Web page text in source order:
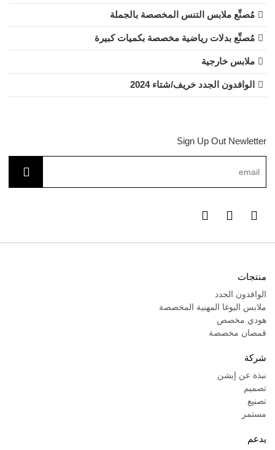
مُصنِّع ملابس التنس المخصصة بالجملة
مُصنِّع بدلات رياضية مخصصة بكميات كبيرة
ملابس خارجية
الوافدون الجدد خريف/شتاء 2024
Sign Up Out Newletter
منتجات
الوافدون الجدد
ملابس اليوغا المهنية المخصصة
هودي مخصص
قمصان مخصصة
شركة
نبذة عن إيشن
تصميم
تصنيع
مستمر
يدعم